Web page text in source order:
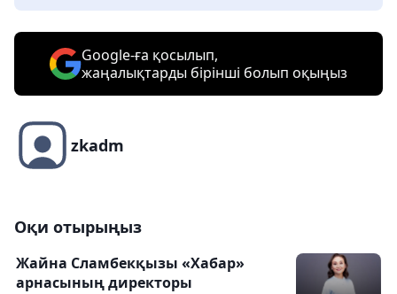
Google-ға қосылып,
жаңалықтарды бірінші болып оқыңыз
zkadm
Оқи отырыңыз
Жайна Сламбекқызы «Хабар»
арнасының директоры